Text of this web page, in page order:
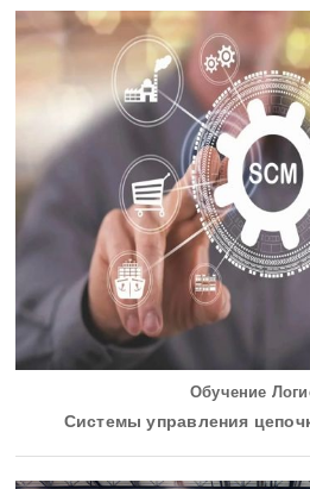
Обучение
Системы управления